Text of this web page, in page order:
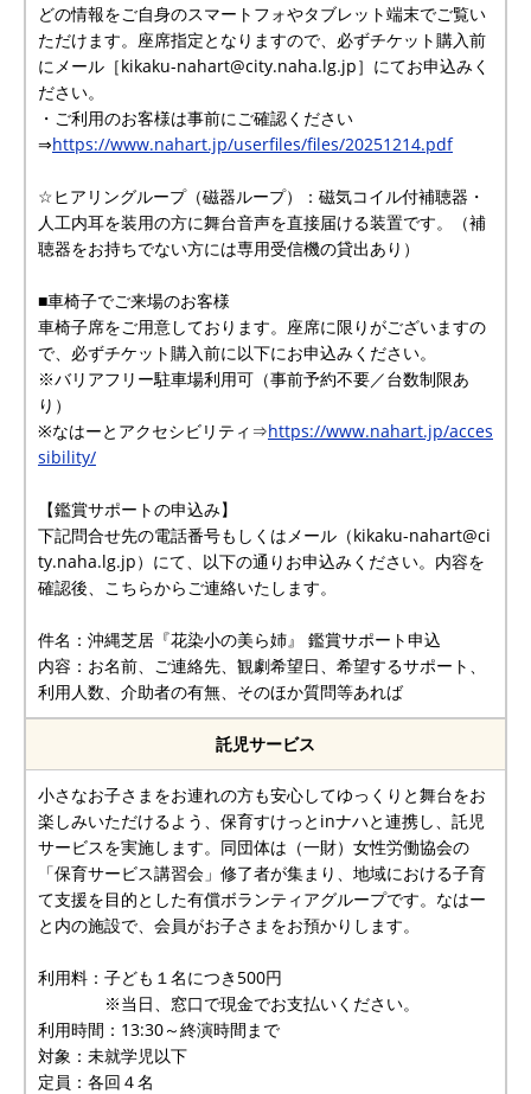
どの情報をご自身のスマートフォやタブレット端末でご覧い
ただけます。座席指定となりますので、必ずチケット購入前
にメール［kikaku-nahart@city.naha.lg.jp］にてお申込みく
ださい。
・ご利用のお客様は事前にご確認ください
⇒https://www.nahart.jp/userfiles/files/20251214.pdf
☆ヒアリングループ（磁器ループ）：磁気コイル付補聴器・
人工内耳を装用の方に舞台音声を直接届ける装置です。（補
聴器をお持ちでない方には専用受信機の貸出あり）
■車椅子でご来場のお客様
車椅子席をご用意しております。座席に限りがございますの
で、必ずチケット購入前に以下にお申込みください。
※バリアフリー駐車場利用可（事前予約不要／台数制限あ
り）
※なはーとアクセシビリティ⇒https://www.nahart.jp/acces
sibility/
【鑑賞サポートの申込み】
下記問合せ先の電話番号もしくはメール（kikaku-nahart@ci
ty.naha.lg.jp）にて、以下の通りお申込みください。内容を
確認後、こちらからご連絡いたします。
件名：沖縄芝居『花染小の美ら姉』 鑑賞サポート申込
内容：お名前、ご連絡先、観劇希望日、希望するサポート、
利用人数、介助者の有無、そのほか質問等あれば
託児サービス
小さなお子さまをお連れの方も安心してゆっくりと舞台をお
楽しみいただけるよう、保育すけっとinナハと連携し、託児
サービスを実施します。同団体は（一財）女性労働協会の
「保育サービス講習会」修了者が集まり、地域における子育
て支援を目的とした有償ボランティアグループです。なはー
と内の施設で、会員がお子さまをお預かりします。
利用料：子ども１名につき500円
※当日、窓口で現金でお支払いください。
利用時間：13:30～終演時間まで
対象：未就学児以下
定員：各回４名